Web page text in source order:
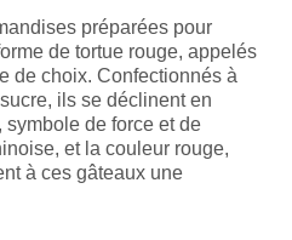
préparées pour
de tortue rouge, appelés
de choix. Confectionnés à
ils se déclinent en
de force et de
et la couleur rouge,
à ces gâteaux une